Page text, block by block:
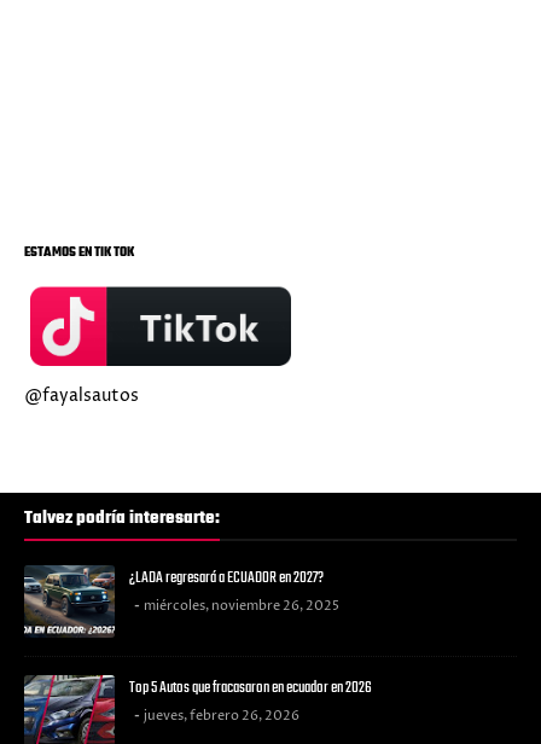
ESTAMOS EN TIK TOK
@fayalsautos
Talvez podría interesarte:
¿LADA regresará a ECUADOR en 2027?
miércoles, noviembre 26, 2025
Top 5 Autos que fracasaron en ecuador en 2026
jueves, febrero 26, 2026